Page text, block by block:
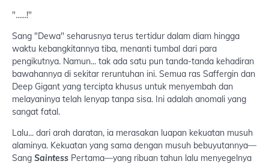
"......!"
Sang "Dewa" seharusnya terus tertidur dalam diam hingga
waktu kebangkitannya tiba, menanti tumbal dari para
pengikutnya. Namun... tak ada satu pun tanda-tanda kehadiran
bawahannya di sekitar reruntuhan ini. Semua ras Saffergin dan
Deep Gigant yang tercipta khusus untuk menyembah dan
melayaninya telah lenyap tanpa sisa. Ini adalah anomali yang
sangat fatal.
Lalu... dari arah daratan, ia merasakan luapan kekuatan musuh
alaminya. Kekuatan yang sama dengan musuh bebuyutannya—
Sang Saintess Pertama—yang ribuan tahun lalu menyegelnya